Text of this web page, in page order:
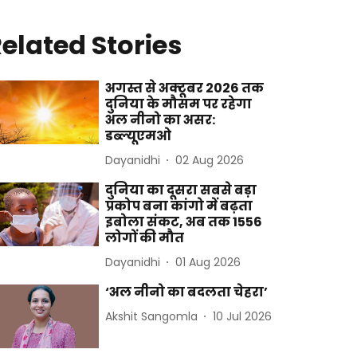
Stories
अगस्त से अक्टूबर 2026 तक
दुनिया के मौसम पर रहेगा
अल नीनो का असर:
डब्ल्यूएमओ
Dayanidhi 02 Aug 2026
दुनिया का दूसरा सबसे बड़ा
प्रकोप बना कांगो में बढ़ता
इबोला संकट, अब तक 1556
लोगों की मौत
Dayanidhi 01 Aug 2026
‘अल नीनो का बदलता चेहरा’
Akshit Sangomla 10 Jul 2026